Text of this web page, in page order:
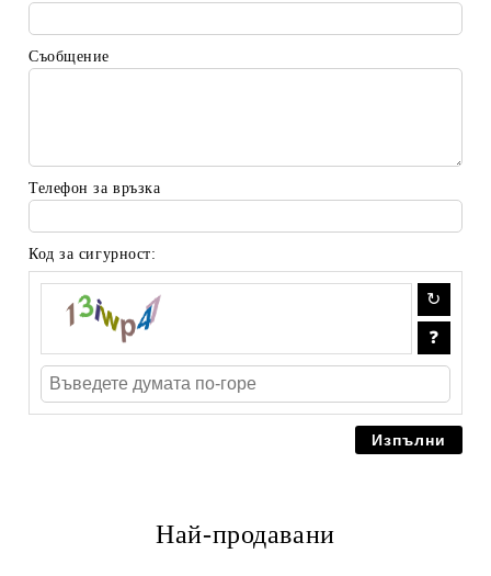
Съобщение
Телефон за връзка
Код за сигурност:
Най-продавани